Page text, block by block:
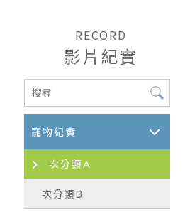
影片紀實
RECORD
寵物紀實
次分類A
次分類B